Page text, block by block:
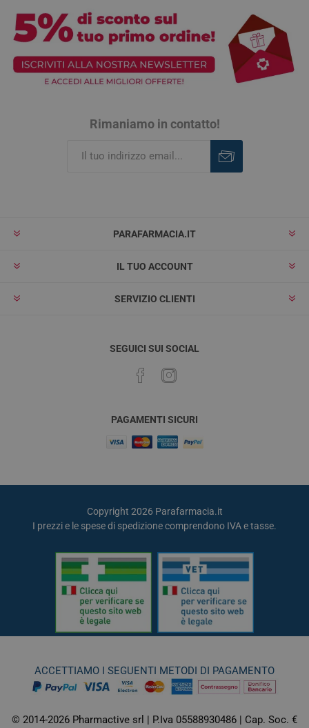
Rimaniamo in contatto!
PARAFARMACIA.IT
IL TUO ACCOUNT
SERVIZIO CLIENTI
SEGUICI SUI SOCIAL
PAGAMENTI SICURI
Copyright 2026 Parafarmacia.it
I prezzi e le spese di spedizione comprendono IVA e tasse.
ACCETTIAMO I SEGUENTI METODI DI PAGAMENTO
© 2014-2026 Pharmactive srl | P.Iva 05588930486 | Cap. Soc. €